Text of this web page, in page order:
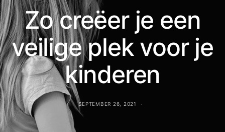
Zo creëer je een
veilige plek voor je
kinderen
SEPTEMBER 26, 2021